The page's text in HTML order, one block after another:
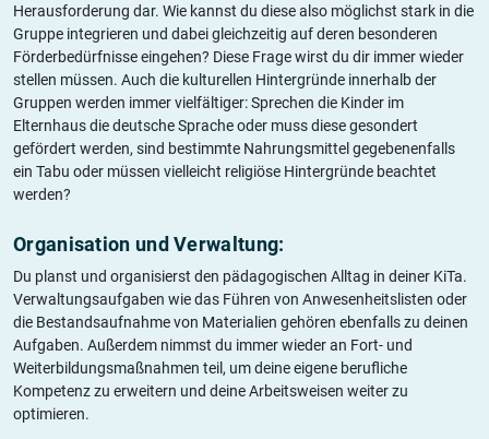
Herausforderung dar. Wie kannst du diese also möglichst stark in die
Gruppe integrieren und dabei gleichzeitig auf deren besonderen
Förderbedürfnisse eingehen? Diese Frage wirst du dir immer wieder
stellen müssen. Auch die kulturellen Hintergründe innerhalb der
Gruppen werden immer vielfältiger: Sprechen die Kinder im
Elternhaus die deutsche Sprache oder muss diese gesondert
gefördert werden, sind bestimmte Nahrungsmittel gegebenenfalls
ein Tabu oder müssen vielleicht religiöse Hintergründe beachtet
werden?
Organisation und Verwaltung:
Du planst und organisierst den pädagogischen Alltag in deiner KiTa.
Verwaltungsaufgaben wie das Führen von Anwesenheitslisten oder
die Bestandsaufnahme von Materialien gehören ebenfalls zu deinen
Aufgaben. Außerdem nimmst du immer wieder an Fort- und
Weiterbildungsmaßnahmen teil, um deine eigene berufliche
Kompetenz zu erweitern und deine Arbeitsweisen weiter zu
optimieren.